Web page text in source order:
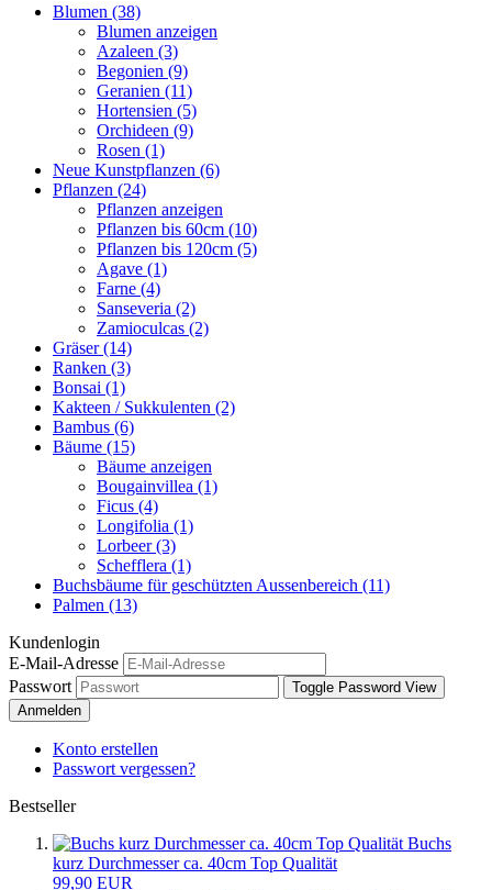
Blumen (38)
Blumen anzeigen
Azaleen (3)
Begonien (9)
Geranien (11)
Hortensien (5)
Orchideen (9)
Rosen (1)
Neue Kunstpflanzen (6)
Pflanzen (24)
Pflanzen anzeigen
Pflanzen bis 60cm (10)
Pflanzen bis 120cm (5)
Agave (1)
Farne (4)
Sanseveria (2)
Zamioculcas (2)
Gräser (14)
Ranken (3)
Bonsai (1)
Kakteen / Sukkulenten (2)
Bambus (6)
Bäume (15)
Bäume anzeigen
Bougainvillea (1)
Ficus (4)
Longifolia (1)
Lorbeer (3)
Schefflera (1)
Buchsbäume für geschützten Aussenbereich (11)
Palmen (13)
Kundenlogin
E-Mail-Adresse
Passwort
Toggle Password View
Anmelden
Konto erstellen
Passwort vergessen?
Bestseller
Buchs
kurz Durchmesser ca. 40cm Top Qualität
99,90 EUR